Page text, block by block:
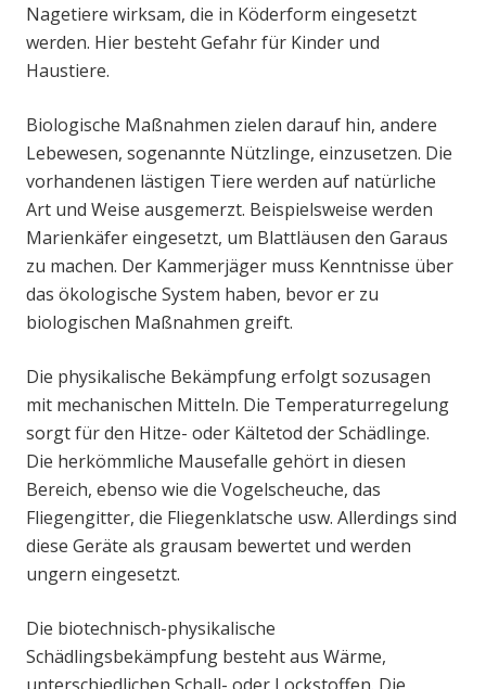
Nagetiere wirksam, die in Köderform eingesetzt
werden. Hier besteht Gefahr für Kinder und
Haustiere.
Biologische Maßnahmen zielen darauf hin, andere
Lebewesen, sogenannte Nützlinge, einzusetzen. Die
vorhandenen lästigen Tiere werden auf natürliche
Art und Weise ausgemerzt. Beispielsweise werden
Marienkäfer eingesetzt, um Blattläusen den Garaus
zu machen. Der Kammerjäger muss Kenntnisse über
das ökologische System haben, bevor er zu
biologischen Maßnahmen greift.
Die physikalische Bekämpfung erfolgt sozusagen
mit mechanischen Mitteln. Die Temperaturregelung
sorgt für den Hitze- oder Kältetod der Schädlinge.
Die herkömmliche Mausefalle gehört in diesen
Bereich, ebenso wie die Vogelscheuche, das
Fliegengitter, die Fliegenklatsche usw. Allerdings sind
diese Geräte als grausam bewertet und werden
ungern eingesetzt.
Die biotechnisch-physikalische
Schädlingsbekämpfung besteht aus Wärme,